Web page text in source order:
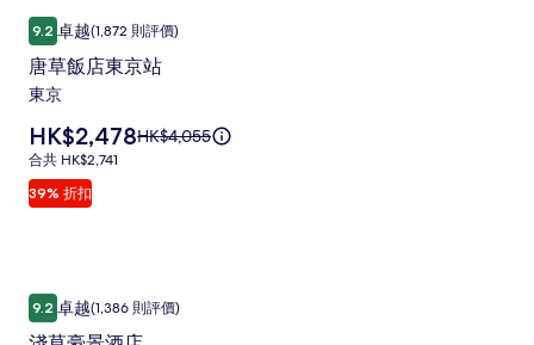
關
準
詳
唐
草
飯
店
東
京
站
集
9.29.2 分 (滿分為 10 分)，卓越，(1,872 則評價)
卓越(1,872 則評價)
唐草飯店東京站
東京
39% 折扣
價
格
為
HK$2,478
HK$2,478原
關
HK$4,055
合
共
HK$2,741
合共 HK$2,741
唐草飯店東京站
淺
草
9.29.2 分 (滿分為 10 分)，卓越，(1,386 則評價)
卓越(1,386 則評價)
淺草豪景酒店